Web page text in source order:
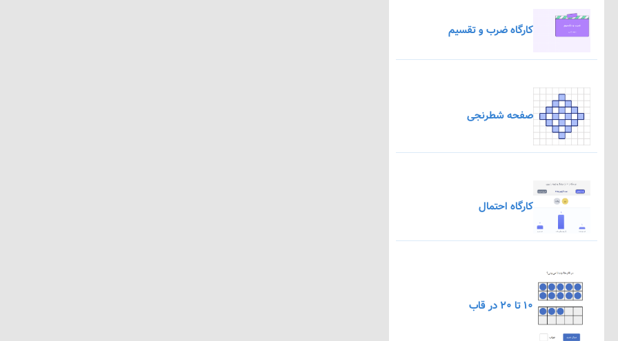
کارگاه ضرب و تقسیم
صفحه شطرنجی
کارگاه احتمال
۱۰ تا ۲۰ در قاب